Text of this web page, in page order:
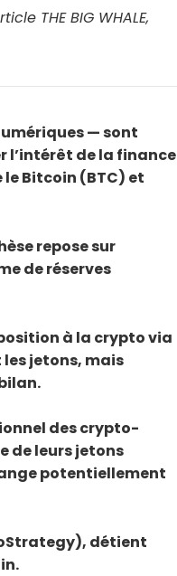
THE BIG WHALE,
— sont
l’intérêt de la finance
Bitcoin (BTC) et
repose sur
de réserves
à la crypto via
jetons, mais
des crypto-
de leurs jetons
potentiellement
détient